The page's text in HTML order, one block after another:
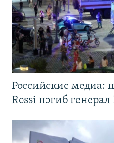
Российские медиа:
Rossi погиб